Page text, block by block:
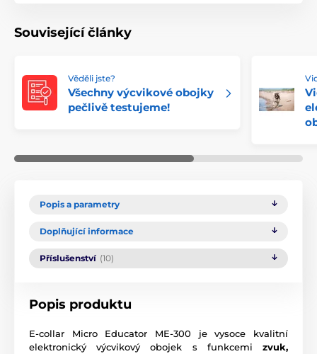
Související články
Věděli jste?
Všechny výcvikové obojky
pečlivě testujeme!
Popis a parametry
Doplňující informace
Příslušenství (10)
Popis produktu
E-collar Micro Educator ME-300 je vysoce kvalitní
elektronický výcvikový obojek s funkcemi zvuk,